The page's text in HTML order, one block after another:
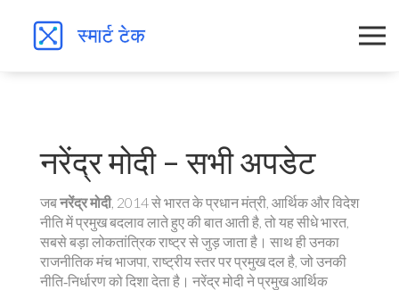
नरेंद्र मोदी – सभी अपडेट
जबनरेंद्र मोदी, 2014 से भारत के प्रधान मंत्री, आर्थिक और विदेश
नीति में प्रमुख बदलाव लाते हुएकी बात आती है, तो यह सीधेभारत,
सबसे बड़ा लोकतांत्रिक राष्ट्रसे जुड़ जाता है। साथ ही उनका
राजनीतिक मंचभाजपा, राष्ट्रीय स्तर पर प्रमुख दलहै, जो उनकी
नीति‑निर्धारण को दिशा देता है। नरेंद्र मोदी ने प्रमुखआर्थिक